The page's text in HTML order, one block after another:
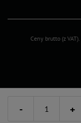
- +
Ceny brutto (z VAT).